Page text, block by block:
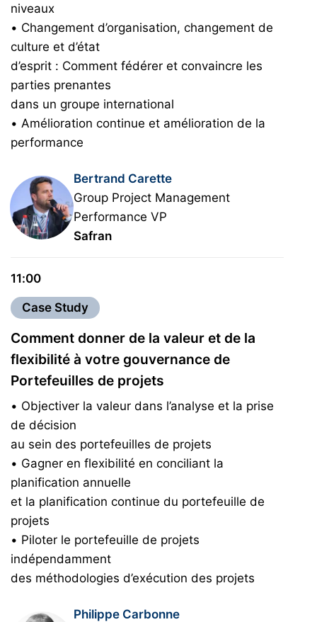
niveaux
• Changement d’organisation, changement de
culture et d’état
d’esprit : Comment fédérer et convaincre les
parties prenantes
dans un groupe international
• Amélioration continue et amélioration de la
performance
Bertrand Carette
Group Project Management
Performance VP
Safran
11:00
Case Study
Comment donner de la valeur et de la
flexibilité à votre gouvernance de
Portefeuilles de projets
• Objectiver la valeur dans l’analyse et la prise
de décision
au sein des portefeuilles de projets
• Gagner en flexibilité en conciliant la
planification annuelle
et la planification continue du portefeuille de
projets
• Piloter le portefeuille de projets
indépendamment
des méthodologies d’exécution des projets
Philippe Carbonne